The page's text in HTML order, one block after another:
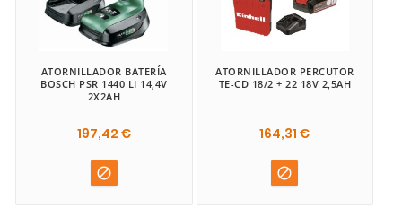
ATORNILLADOR BATERÍA
BOSCH PSR 1440 LI 14,4V
2X2AH
197,42 €

ATORNILLADOR PERCUTOR
TE-CD 18/2 + 22 18V 2,5AH
164,31 €
